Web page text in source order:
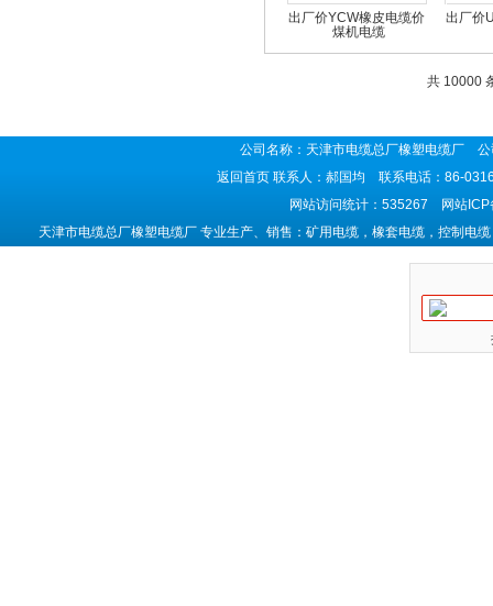
出厂价YCW橡皮电缆价
出厂价
共 10000
公司名称：天津市电缆总厂橡塑电缆厂
返回首页联系人：郝国均 联系电话：86-
网站访问统计：535267 网站ICP
天津市电缆总厂橡塑电缆厂 专业生产、销售：矿用电缆，橡套电缆，控制电